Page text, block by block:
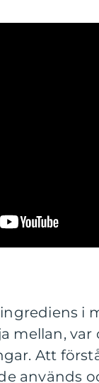
i
mellan, var
Att
används